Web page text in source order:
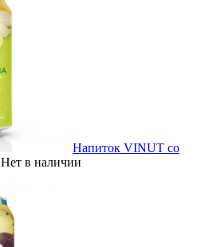
Напиток VINUT со
Нет в наличии